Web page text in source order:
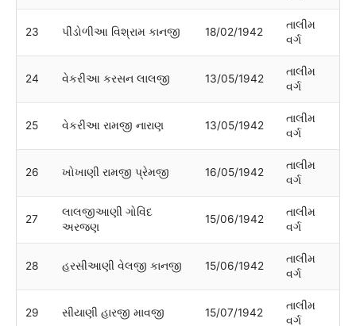
23 પીંડોળીઆ વિશ્રામ કાનજી 18/02/1942
તાલીમ
વર્ગ
24 વેકરીઆ કરસન લાલજી 13/05/1942
તાલીમ
વર્ગ
25 વેકરીઆ રામજી નારાણ 13/05/1942
તાલીમ
વર્ગ
26 ખોખાણી રામજી પ્રેમજી 16/05/1942
તાલીમ
વર્ગ
27
લાલજીઆણી ગોવિંદ
અરજણ
15/06/1942
તાલીમ
વર્ગ
28 હરસીઆણી વેલજી કાનજી 15/06/1942
તાલીમ
વર્ગ
29 સીયાણી હારજી માવજી 15/07/1942
તાલીમ
વર્ગ